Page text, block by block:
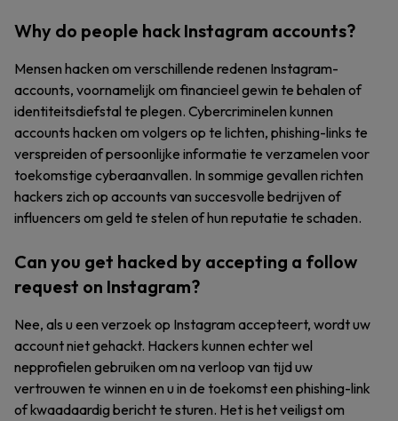
Why do people hack Instagram accounts?
Mensen hacken om verschillende redenen Instagram-
accounts, voornamelijk om financieel gewin te behalen of
identiteitsdiefstal te plegen. Cybercriminelen kunnen
accounts hacken om volgers op te lichten, phishing-links te
verspreiden of persoonlijke informatie te verzamelen voor
toekomstige cyberaanvallen. In sommige gevallen richten
hackers zich op accounts van succesvolle bedrijven of
influencers om geld te stelen of hun reputatie te schaden.
Can you get hacked by accepting a follow
request on Instagram?
Nee, als u een verzoek op Instagram accepteert, wordt uw
account niet gehackt. Hackers kunnen echter wel
nepprofielen gebruiken om na verloop van tijd uw
vertrouwen te winnen en u in de toekomst een phishing-link
of kwaadaardig bericht te sturen. Het is het veiligst om